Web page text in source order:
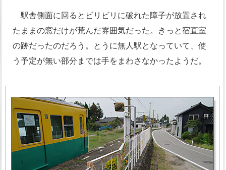
駅舎側面に回るとビリビリに破れた障子が放置され
たままの窓だけが荒んだ雰囲気だった。きっと宿直室
の跡だったのだろう。とうに無人駅となっていて、使
う予定が無い部分までは手をまわさなかったようだ。